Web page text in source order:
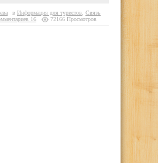
в Информация для туристов Связь
16 72166 Просмотров